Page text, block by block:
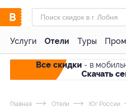
Услуги Отели Туры
Все скидки - в
Скачать
Главная Отели Юг России